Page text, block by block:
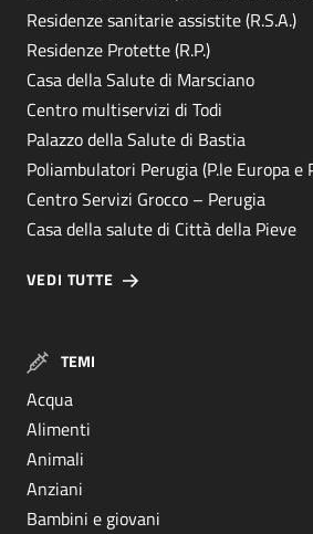
Residenze sanitarie assistite (R.S.A.)
Residenze Protette (R.P.)
Casa della Salute di Marsciano
Centro multiservizi di Todi
Palazzo della Salute di Bastia
Poliambulatori Perugia (P.le Europa e
Centro Servizi Grocco – Perugia
Casa della salute di Città della Pieve
VEDI TUTTE
TEMI
Acqua
Alimenti
Animali
Anziani
Bambini e giovani